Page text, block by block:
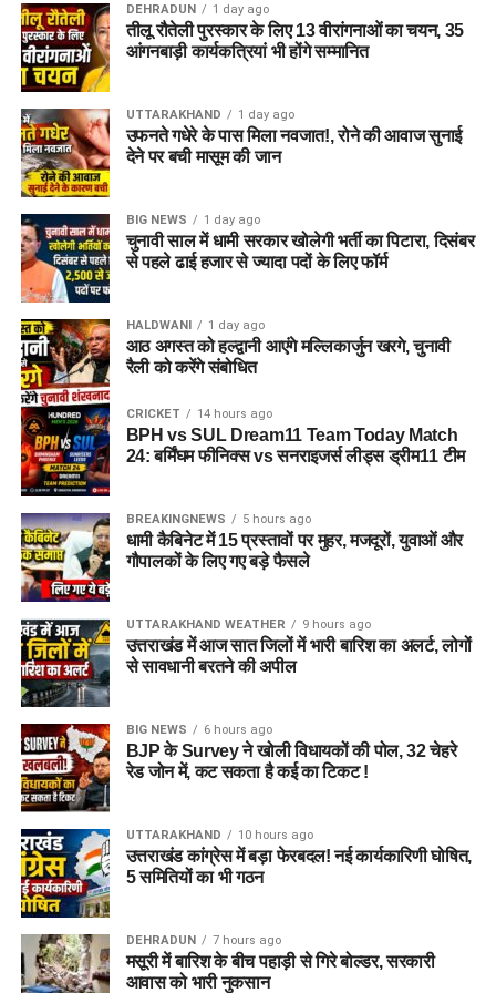
अगर यह योजना धरातल पर उतरती है तो संस्थागत जीवन की जगह उन्हें
परिवार जैसा माहौल, बेहतर स्वतंत्रता और सामाजिक वातावरण मिल
सकेगा। इससे बच्चों और महिलाओं के मानसिक और सामाजिक विकास में
भी मदद मिलने की उम्मीद है।
DEHRADUN 1 day ago
तीलू रौतेली पुरस्कार के लिए 13 वीरांगनाओं का चयन, 35
आंगनबाड़ी कार्यकत्रियां भी होंगे सम्मानित
UTTARAKHAND 1 day ago
उफनते गधेरे के पास मिला नवजात!, रोने की आवाज सुनाई
देने पर बची मासूम की जान
BIG NEWS 1 day ago
चुनावी साल में धामी सरकार खोलेगी भर्ती का पिटारा, दिसंबर
से पहले ढाई हजार से ज्यादा पदों के लिए फॉर्म
HALDWANI 1 day ago
आठ अगस्त को हल्द्वानी आएंगे मल्लिकार्जुन खरगे, चुनावी
रैली को करेंगे संबोधित
CRICKET 14 hours ago
BPH vs SUL Dream11 Team Today Match
24: बर्मिंघम फीनिक्स vs सनराइजर्स लीड्स ड्रीम11 टीम
BREAKINGNEWS 5 hours ago
धामी कैबिनेट में 15 प्रस्तावों पर मुहर, मजदूरों, युवाओं और
गौपालकों के लिए गए बड़े फैसले
UTTARAKHAND WEATHER 9 hours ago
उत्तराखंड में आज सात जिलों में भारी बारिश का अलर्ट, लोगों
से सावधानी बरतने की अपील
BIG NEWS 6 hours ago
BJP के Survey ने खोली विधायकों की पोल, 32 चेहरे
रेड जोन में, कट सकता है कई का टिकट !
UTTARAKHAND 10 hours ago
उत्तराखंड कांग्रेस में बड़ा फेरबदल! नई कार्यकारिणी घोषित,
5 समितियों का भी गठन
DEHRADUN 7 hours ago
मसूरी में बारिश के बीच पहाड़ी से गिरे बोल्डर, सरकारी
आवास को भारी नुकसान